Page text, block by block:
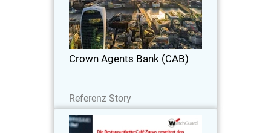
Crown Agents Bank (CAB)
Referenz Story
Analysen zur Erkennung von
Bedrohungen, lernt die CAB-Umgebung
kennen und integriert in vorhandene
Sicherheitstools.
Café Zupas